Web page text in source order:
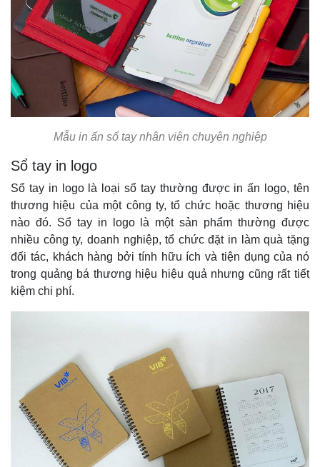
Mẫu in ấn sổ tay nhân viên chuyên nghiệp
Sổ tay in logo
Sổ tay in logo là loại sổ tay thường được in ấn logo, tên
thương hiệu của một công ty, tổ chức hoặc thương hiệu
nào đó. Sổ tay in logo là một sản phẩm thường được
nhiều công ty, doanh nghiệp, tổ chức đặt in làm quà tặng
đối tác, khách hàng bởi tính hữu ích và tiện dụng của nó
trong quảng bá thương hiệu hiệu quả nhưng cũng rất tiết
kiệm chi phí.